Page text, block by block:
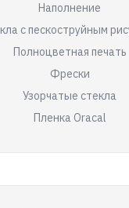
Наполнение
с пескоструйным
Полноцветная печать
Фрески
Узорчатые стекла
Пленка Oracal